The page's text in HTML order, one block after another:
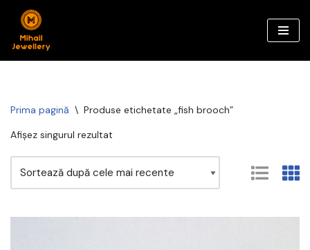
Sari
la
Prima pagină \ Produse etichetate „fish brooch”
Afișez singurul rezultat